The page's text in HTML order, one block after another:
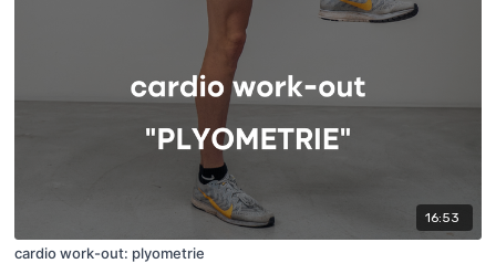
16:53
cardio work-out: plyometrie